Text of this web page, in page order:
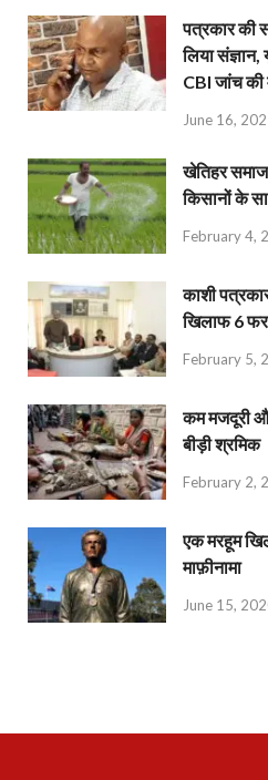
पत्रकार की
लिया संज्ञान,
CBI जांच की
June 16,
खेतिहर
किसानों के
February 4,
काशी
खिलाफ 6
February 5,
कम मजदूरी
बीड़ी श्रमिक
February 2,
एक मरहूम
माफ़ीनामा
June 15,